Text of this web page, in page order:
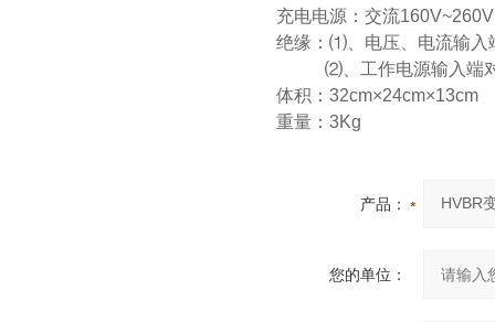
充电电源：交流160V~260V
绝缘：⑴、电压、电流输入
⑵、工作电源输入端对
体积：32cm×24cm×13cm
重量：3Kg
产品：
您的单位：